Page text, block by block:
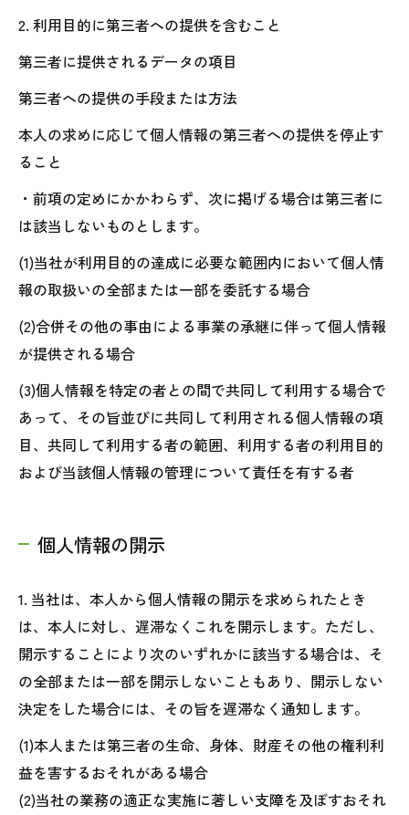
2. 利用目的に第三者への提供を含むこと
第三者に提供されるデータの項目
第三者への提供の手段または方法
本人の求めに応じて個人情報の第三者への提供を停止す
ること
・前項の定めにかかわらず、次に掲げる場合は第三者に
は該当しないものとします。
(1)当社が利用目的の達成に必要な範囲内において個人情
報の取扱いの全部または一部を委託する場合
(2)合併その他の事由による事業の承継に伴って個人情報
が提供される場合
(3)個人情報を特定の者との間で共同して利用する場合で
あって、その旨並びに共同して利用される個人情報の項
目、共同して利用する者の範囲、利用する者の利用目的
および当該個人情報の管理について責任を有する者
個人情報の開示
1. 当社は、本人から個人情報の開示を求められたとき
は、本人に対し、遅滞なくこれを開示します。ただし、
開示することにより次のいずれかに該当する場合は、そ
の全部または一部を開示しないこともあり、開示しない
決定をした場合には、その旨を遅滞なく通知します。
(1)本人または第三者の生命、身体、財産その他の権利利
益を害するおそれがある場合
(2)当社の業務の適正な実施に著しい支障を及ぼすおそれ